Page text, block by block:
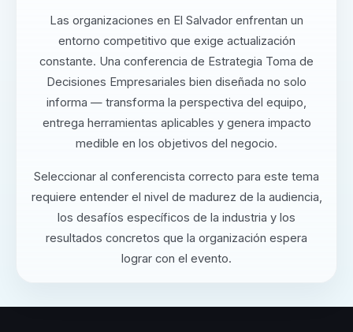
Las organizaciones en El Salvador enfrentan un
entorno competitivo que exige actualización
constante. Una conferencia de Estrategia Toma de
Decisiones Empresariales bien diseñada no solo
informa — transforma la perspectiva del equipo,
entrega herramientas aplicables y genera impacto
medible en los objetivos del negocio.
Seleccionar al conferencista correcto para este tema
requiere entender el nivel de madurez de la audiencia,
los desafíos específicos de la industria y los
resultados concretos que la organización espera
lograr con el evento.